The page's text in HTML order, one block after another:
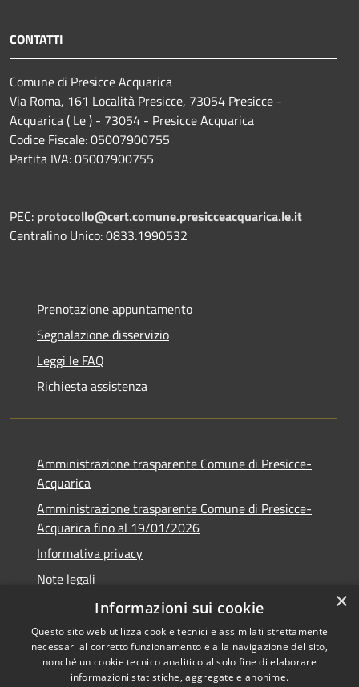
CONTATTI
Comune di Presicce Acquarica
Via Roma, 161 Località Presicce, 73054 Presicce -
Acquarica ( Le ) - 73054 - Presicce Acquarica
Codice Fiscale: 05007900755
Partita IVA: 05007900755
PEC: protocollo@cert.comune.presicceacquarica.le.it
Centralino Unico: 0833.1990532
Prenotazione appuntamento
Segnalazione disservizio
Leggi le FAQ
Richiesta assistenza
Amministrazione trasparente Comune di Presicce-
Acquarica
Amministrazione trasparente Comune di Presicce-
Acquarica fino al 19/01/2026
Informativa privacy
Note legali
Dichiarazione di accessibilità
×
Informazioni sui cookie
Questo sito web utilizza cookie tecnici e assimilati strettamente
necessari al corretto funzionamento e alla navigazione del sito,
nonché un cookie tecnico analitico al solo fine di elaborare
informazioni statistiche, aggregate e anonime.